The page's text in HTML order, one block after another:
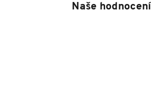
Naše hodnocení